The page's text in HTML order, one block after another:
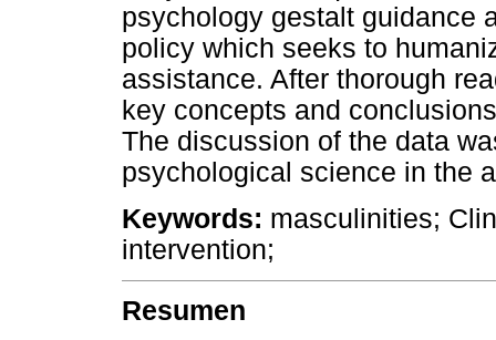
psychology gestalt guidance
policy which seeks to
assistance. After thorough
key concepts and
The discussion of the data
psychological science in the
Keywords: masculinities;
intervention;
Resumen